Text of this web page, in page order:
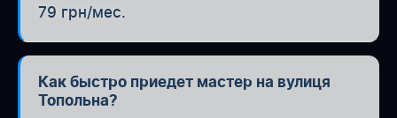
79 грн/мес.
Как быстро приедет мастер на вулиця
Топольна?